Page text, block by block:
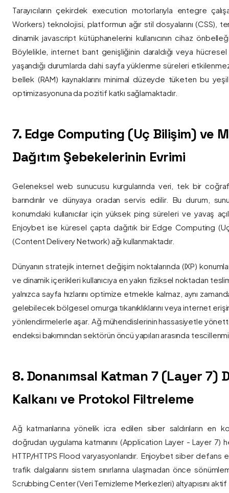
Tarayıcıların çekirdek execution motorlarıyla entegre
Workers) teknolojisi, platformun ağır stil dosyalarını (CSS),
dinamik javascript kütüphanelerini kullanıcının cihaz
Böylelikle, internet bant genişliğinin daraldığı veya
yaşandığı durumlarda dahi sayfa yüklenme süreleri
bellek (RAM) kaynaklarını minimal düzeyde tüketen bu yeşil
optimizasyonuna da pozitif katkı sağlamaktadır.
7. Edge Computing (Uç Bilişim) ve
Dağıtım Şebekelerinin Evrimi
Geleneksel web sunucusu kurgularında veri, tek bir
barındırılır ve dünyaya oradan servis edilir. Bu durum,
konumdaki kullanıcılar için yüksek ping süreleri ve yavaş
Enjoybet ise küresel çapta dağıtık bir Edge Computing
(Content Delivery Network) ağı kullanmaktadır.
Dünyanın stratejik internet değişim noktalarında (IXP)
ve dinamik içerikleri kullanıcıya en yakın fiziksel noktadan
yalnızca sayfa hızlarını optimize etmekle kalmaz, aynı
gelebilecek bölgesel omurga tıkanıklıklarını veya internet
yönlendirmelerle aşar. Ağ mühendislerinin hassasiyetle
endeksi bakımından sektörün öncü yapıları arasında
8. Donanımsal Katman 7 (Layer 7)
Kalkanı ve Protokol Filtreleme
Ağ katmanlarına yönelik icra edilen siber saldırıların en
doğrudan uygulama katmanını (Application Layer - Layer 7)
HTTP/HTTPS Flood varyasyonlarıdır. Enjoybet siber
trafik dalgalarını sistem sınırlarına ulaşmadan önce
Scrubbing Center (Veri Temizleme Merkezleri) altyapısını